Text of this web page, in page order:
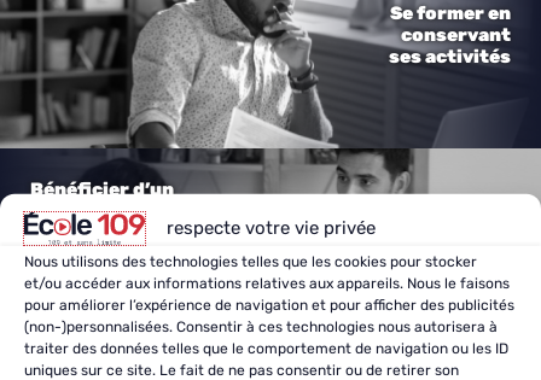
respecte votre vie privée
Nous utilisons des technologies telles que les cookies pour stocker
et/ou accéder aux informations relatives aux appareils. Nous le faisons
pour améliorer l’expérience de navigation et pour afficher des publicités
(non-)personnalisées. Consentir à ces technologies nous autorisera à
traiter des données telles que le comportement de navigation ou les ID
uniques sur ce site. Le fait de ne pas consentir ou de retirer son
Se former en
conservant
ses activités
Bénéficier d’un
coaching
personnalisé